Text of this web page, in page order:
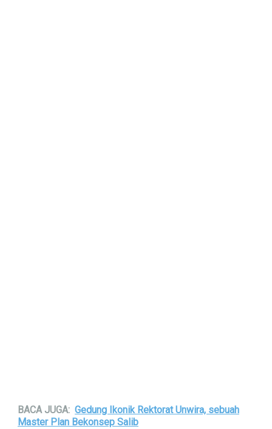
BACA JUGA: Gedung Ikonik Rektorat Unwira, sebuah
Master Plan Bekonsep Salib